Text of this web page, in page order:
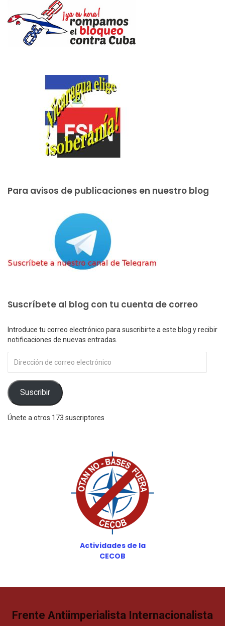
Para avisos de publicaciones en nuestro blog
Suscríbete al blog con tu cuenta de correo
Introduce tu correo electrónico para suscribirte a este blog y recibir
notificaciones de nuevas entradas.
de
correo
electrónico
Suscribir
Únete a otros 173 suscriptores
Actividades de la
CECOB
Frente Antiimperialista Internacionalista